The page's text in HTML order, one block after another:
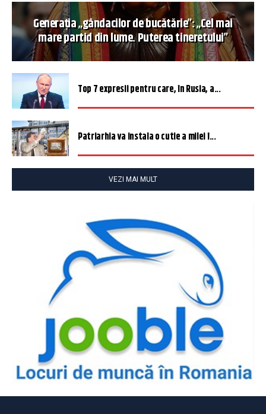
Generația „gândacilor de bucătărie”: „Cel mai
mare partid din lume. Puterea tineretului”
Top 7 expresii pentru care, în Rusia, a...
Patriarhia va instala o cutie a milei î...
VEZI MAI MULT